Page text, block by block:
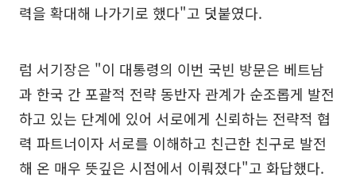
력을 확대해 나가기로 했다"고 덧붙였다.
럼 서기장은 "이 대통령의 이번 국빈 방문은 베트남
과 한국 간 포괄적 전략 동반자 관계가 순조롭게 발전
하고 있는 단계에 있어 서로에게 신뢰하는 전략적 협
력 파트너이자 서로를 이해하고 친근한 친구로 발전
해 온 매우 뜻깊은 시점에서 이뤄졌다"고 화답했다.